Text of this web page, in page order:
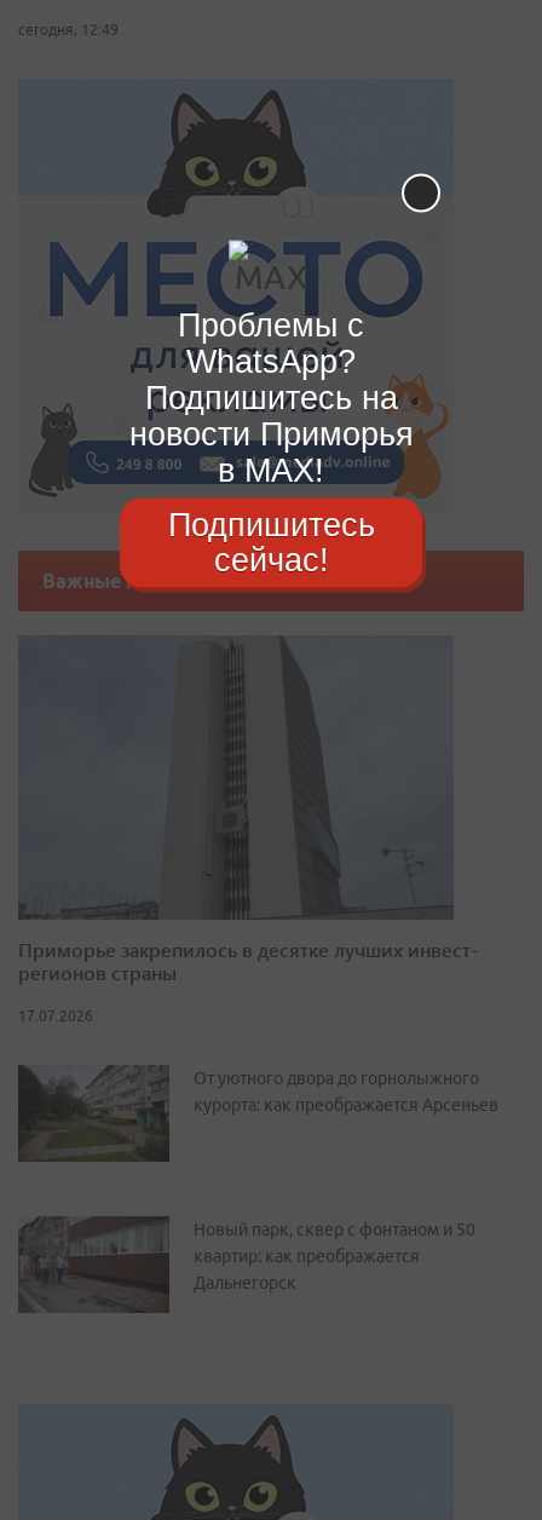
сегодня, 12:49
Важные новости
Приморье закрепилось в десятке лучших инвест-
регионов страны
17.07.2026
От уютного двора до горнолыжного
курорта: как преображается Арсеньев
Новый парк, сквер с фонтаном и 50
квартир: как преображается
Дальнегорск
Проблемы с
WhatsApp?
Подпишитесь на
новости Приморья
в MAX!
Подпишитесь
сейчас!